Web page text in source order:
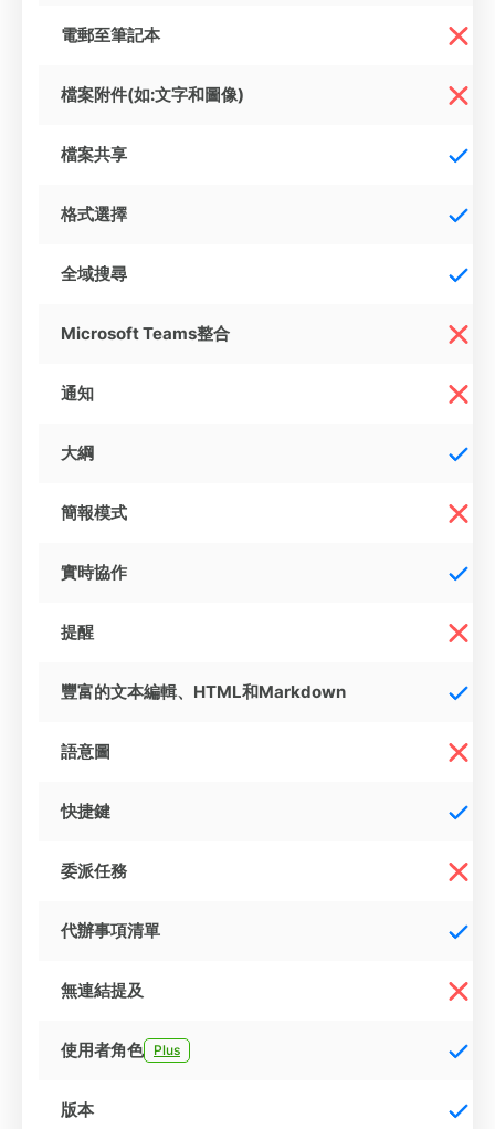
電郵至筆記本
檔案附件(如:文字和圖像)
檔案共享
格式選擇
全域搜尋
Microsoft Teams整合
通知
大綱
簡報模式
實時協作
提醒
豐富的文本編輯、HTML和Markdown
語意圖
快捷鍵
委派任務
代辦事項清單
無連結提及
使用者角色 Plus
版本